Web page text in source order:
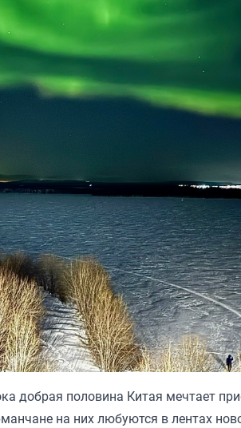
добрая половина Китая мечтает
на них любуются в лентах